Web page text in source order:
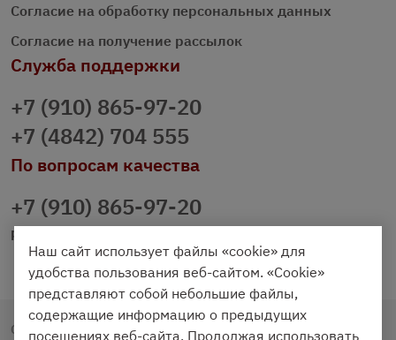
Согласие на обработку персональных данных
Согласие на получение рассылок
Служба поддержки
+7 (910) 865-97-20
+7 (4842) 704 555
По вопросам качества
+7 (910) 865-97-20
prazdnichniy40@palmi.ru
Copyright © 2020 - 2026. Праздничный Стол.
Наш сайт использует файлы «cookie» для
удобства пользования веб-сайтом. «Cookie»
представляют собой небольшие файлы,
содержащие информацию о предыдущих
посещениях веб-сайта. Продолжая использовать